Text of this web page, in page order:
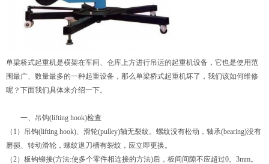
单梁桥式起重机是横架在车间、仓库上方进行吊运的起重机设备，它也是使用范
围最广、数量最多的一种起重设备，那么单梁桥式起重机坏了，我们该如何维修
呢？下面我们具体来介绍一下。
一、吊钩(lifting hook)检查
（1）吊钩(lifting hook)、滑轮(pulley)轴无裂纹。螺纹没有松动，轴承(bearing)没有
磨损、转动滑轮，螺纹退刀槽有裂纹，应立即更换。
（2）板钩铆接(方法:使多个零件相连接的方法)后，板间间隙不应超过0。3mm。